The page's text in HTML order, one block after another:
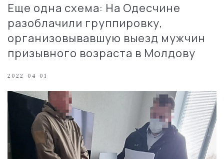
Еще одна схема: На Одесчине
разоблачили группировку,
организовывавшую выезд мужчин
призывного возраста в Молдову
2022-04-01